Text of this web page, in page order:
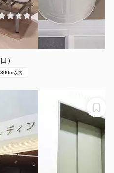
(0件)
市中区栄2-4-11
1〜4名
）
以内
議室 名古屋伏見駅前
ンペーン実施中！】
会議室